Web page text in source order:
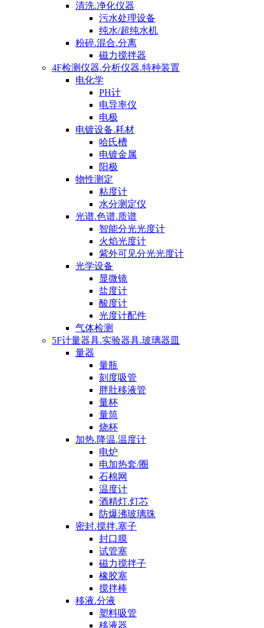
清洗.净化仪器
污水处理设备
纯水/超纯水机
粉碎.混合.分离
磁力搅拌器
4F检测仪器.分析仪器.特种装置
电化学
PH计
电导率仪
电极
电镀设备.耗材
哈氏槽
电镀金属
阳极
物性测定
粘度计
水分测定仪
光谱.色谱.质谱
智能分光光度计
火焰光度计
紫外可见分光光度计
光学设备
显微镜
盐度计
酸度计
光度计配件
气体检测
5F计量器具.实验器具.玻璃器皿
量器
量瓶
刻度吸管
胖肚移液管
量杯
量筒
烧杯
加热.降温.温度计
电炉
电加热套/圈
石棉网
温度计
酒精灯.灯芯
防爆沸玻璃珠
密封.搅拌.塞子
封口膜
试管塞
磁力搅拌子
橡胶塞
搅拌棒
移液.分液
塑料吸管
移液器